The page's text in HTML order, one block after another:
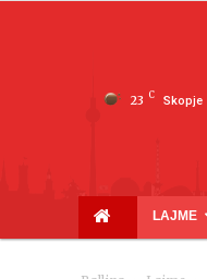
23 C Skopje
LAJME